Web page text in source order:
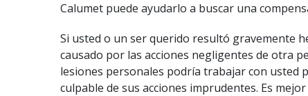
Calumet puede ayudarlo a buscar una
Si usted o un ser querido resultó gravemente
causado por las acciones negligentes de otra
lesiones personales podría trabajar con usted
culpable de sus acciones imprudentes. Es